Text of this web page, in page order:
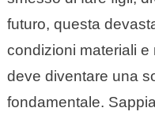
futuro, questa
condizioni materiali
deve diventare una
fondamentale.